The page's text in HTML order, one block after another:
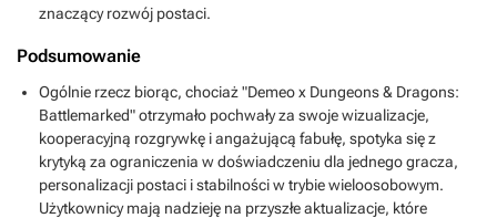
znaczący rozwój postaci.
Podsumowanie
Ogólnie rzecz biorąc, chociaż "Demeo x Dungeons & Dragons:
Battlemarked" otrzymało pochwały za swoje wizualizacje,
kooperacyjną rozgrywkę i angażującą fabułę, spotyka się z
krytyką za ograniczenia w doświadczeniu dla jednego gracza,
personalizacji postaci i stabilności w trybie wieloosobowym.
Użytkownicy mają nadzieję na przyszłe aktualizacje, które